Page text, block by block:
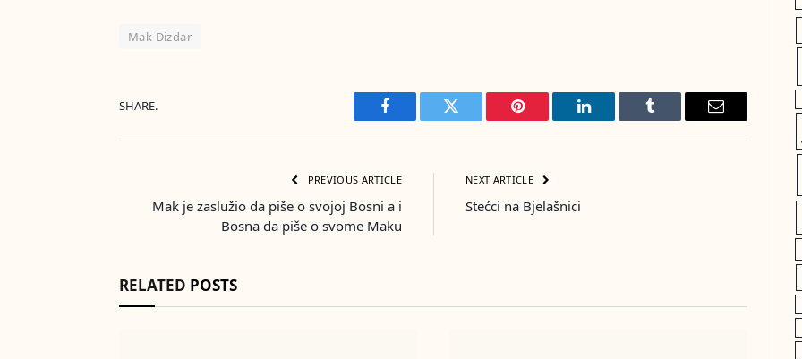
Mak Dizdar
SHARE.
Facebook Twitter Pinterest LinkedIn Tumblr Email
PREVIOUS ARTICLE
Mak je zaslužio da piše o svojoj Bosni a i
Bosna da piše o svome Maku
NEXT ARTICLE
Stećci na Bjelašnici
RELATED POSTS